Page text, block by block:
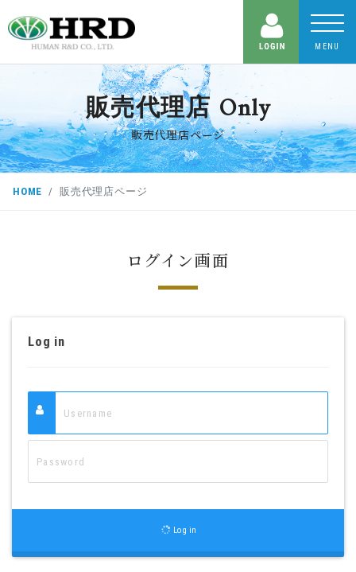
販売代理店 Only
販売代理店ページ
HOME 販売代理店ページ
ログイン画面
Log in
Log in
MENU